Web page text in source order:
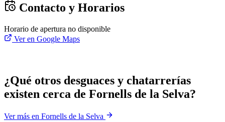
Contacto y Horarios
Horario de apertura no disponible
Ver en Google Maps
¿Qué otros desguaces y chatarrerías
existen cerca de Fornells de la Selva?
Ver más en Fornells de la Selva